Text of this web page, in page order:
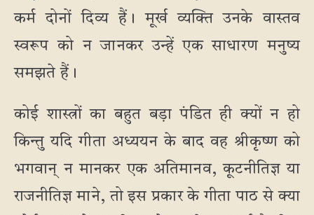
कर्म दोनों दिव्य हैं। मूर्ख व्यक्ति उनके वास्तव
स्वरूप को न जानकर उन्हें एक साधारण मनुष्य
समझते हैं।
कोई शास्त्रों का बहुत बड़ा पंडित ही क्यों न हो
किन्तु यदि गीता अध्ययन के बाद वह श्रीकृष्ण को
भगवान् न मानकर एक अतिमानव, कूटनीतिज्ञ या
राजनीतिज्ञ माने, तो इस प्रकार के गीता पाठ से क्या